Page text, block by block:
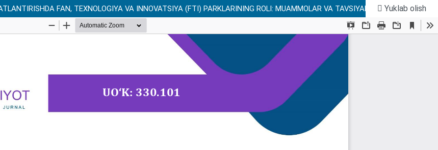
FAN, TEXNOLOGIYA VA INNOVATSIYA (FTI) PARKLARINING ROLI: MUAMMOLAR VA TAVSIYALA Yuklab olish